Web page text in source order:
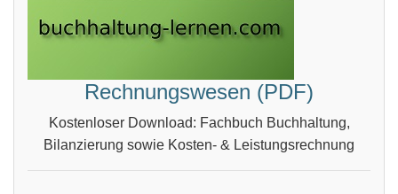
Rechnungswesen (PDF)
Kostenloser Download: Fachbuch Buchhaltung,
Bilanzierung sowie Kosten- & Leistungsrechnung